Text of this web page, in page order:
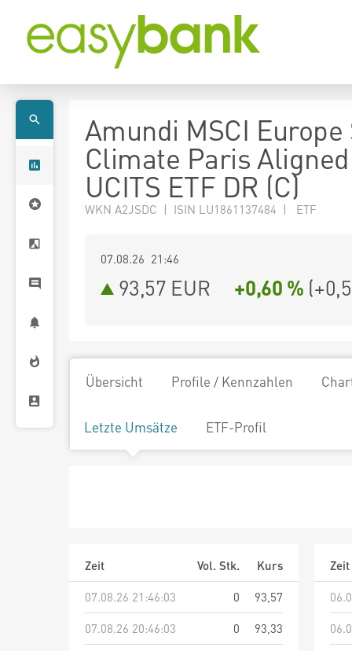
Amundi MSCI Europe
Climate Paris
UCITS ETF DR (C)
WKN A2JSDC | ISIN LU1861137484 | ETF
07.08.26 21:46
93,57 EUR +0,60 % (
Übersicht Profile / Kennzahlen
Letzte Umsätze ETF-Profil
Zeit Vol. Stk.
Kurs
07.08.26 21:46:03
0
93,57
07.08.26 20:46:03
0
93,33
Zeit